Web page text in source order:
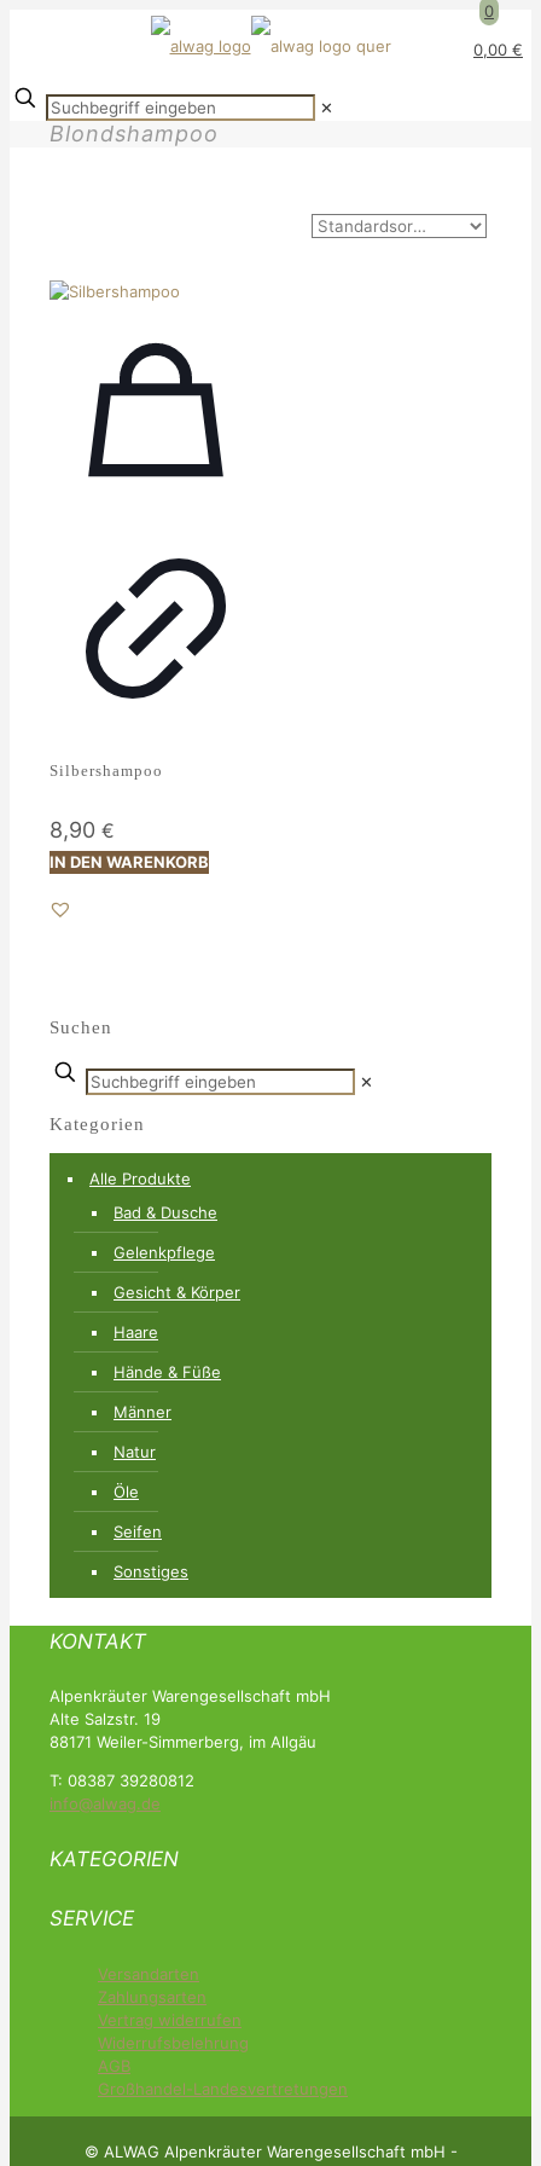
0
0,00 €
✕
Blondshampoo
Silbershampoo
8,90 €
IN DEN WARENKORB
Suchen
✕
Kategorien
Alle Produkte
Bad & Dusche
Gelenkpflege
Gesicht & Körper
Haare
Hände & Füße
Männer
Natur
Öle
Seifen
Sonstiges
KONTAKT
Alpenkräuter Warengesellschaft mbH
Alte Salzstr. 19
88171 Weiler-Simmerberg, im Allgäu
T: 08387 39280812
info@alwag.de
KATEGORIEN
SERVICE
Versandarten
Zahlungsarten
Vertrag widerrufen
Widerrufsbelehrung
AGB
Großhandel-Landesvertretungen
© ALWAG Alpenkräuter Warengesellschaft mbH -